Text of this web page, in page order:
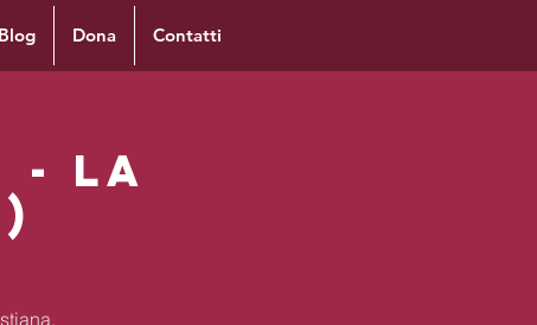
Blog Dona Contatti
- La